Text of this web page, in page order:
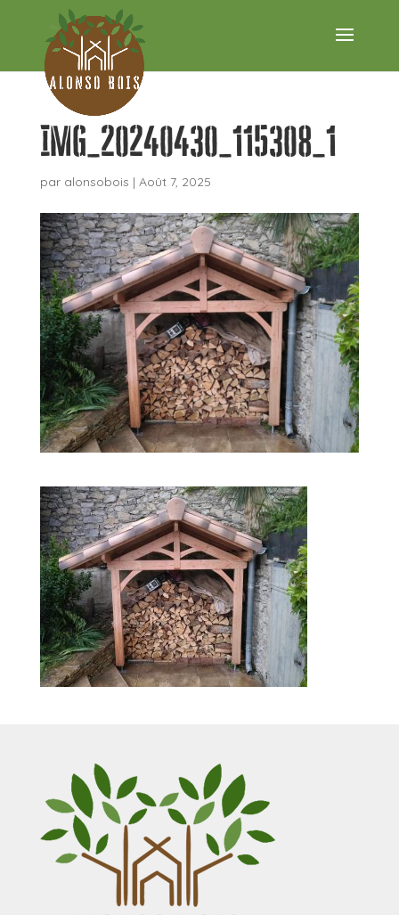
IMG_20240430_115308_1
par alonsobois | Août 7, 2025